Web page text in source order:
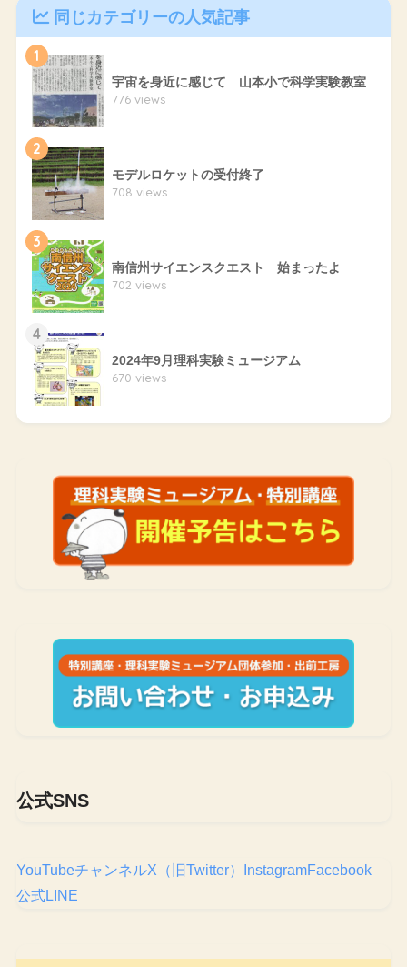
同じカテゴリーの人気記事
1
宇宙を身近に感じて 山本小で科学実験教室
776 views
2
モデルロケットの受付終了
708 views
3
南信州サイエンスクエスト 始まったよ
702 views
4
2024年9月理科実験ミュージアム
670 views
公式SNS
YouTubeチャンネルX（旧Twitter） InstagramFacebook
公式LINE